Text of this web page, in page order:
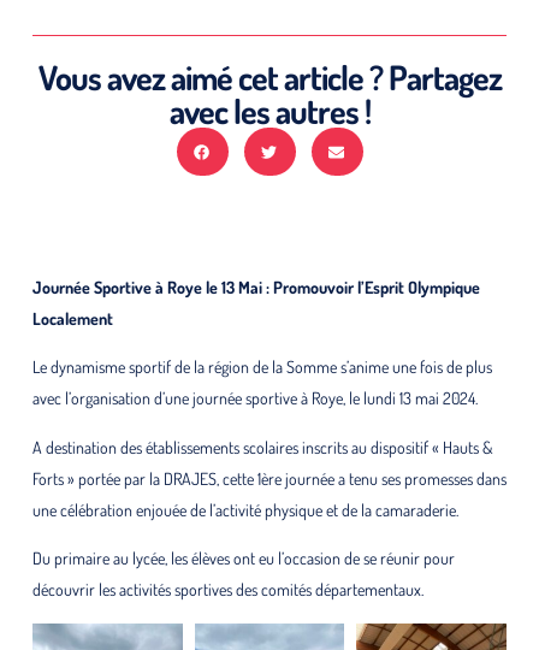
Vous avez aimé cet article ? Partagez
avec les autres !
Journée Sportive à Roye le 13 Mai : Promouvoir l’Esprit Olympique
Localement
Le dynamisme sportif de la région de la Somme s’anime une fois de plus
avec l’organisation d’une journée sportive à Roye, le lundi 13 mai 2024.
A destination des établissements scolaires inscrits au dispositif « Hauts &
Forts » portée par la DRAJES, cette 1ère journée a tenu ses promesses dans
une célébration enjouée de l’activité physique et de la camaraderie.
Du primaire au lycée, les élèves ont eu l’occasion de se réunir pour
découvrir les activités sportives des comités départementaux.